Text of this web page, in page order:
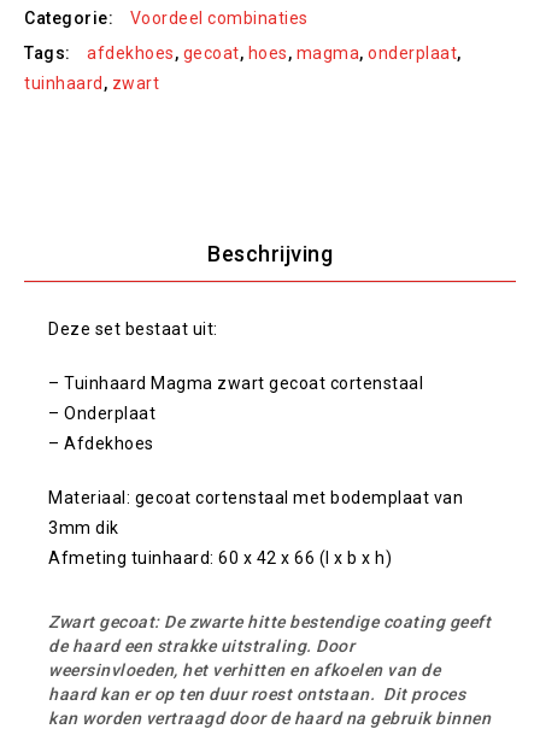
Categorie:
Voordeel combinaties
Tags:
afdekhoes, gecoat, hoes, magma, onderplaat,
tuinhaard , zwart
Beschrijving
Deze set bestaat uit:
– Tuinhaard Magma zwart gecoat cortenstaal
– Onderplaat
– Afdekhoes
Materiaal: gecoat cortenstaal met bodemplaat van
3mm dik
Afmeting tuinhaard: 60 x 42 x 66 (l x b x h)
Zwart gecoat: De zwarte hitte bestendige coating geeft
de haard een strakke uitstraling. Door
weersinvloeden, het verhitten en afkoelen van de
haard kan er op ten duur roest ontstaan. Dit proces
kan worden vertraagd door de haard na gebruik binnen